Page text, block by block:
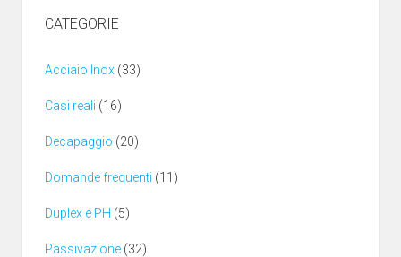
CATEGORIE
Acciaio Inox (33)
Casi reali (16)
Decapaggio (20)
Domande frequenti (11)
Duplex e PH (5)
Passivazione (32)